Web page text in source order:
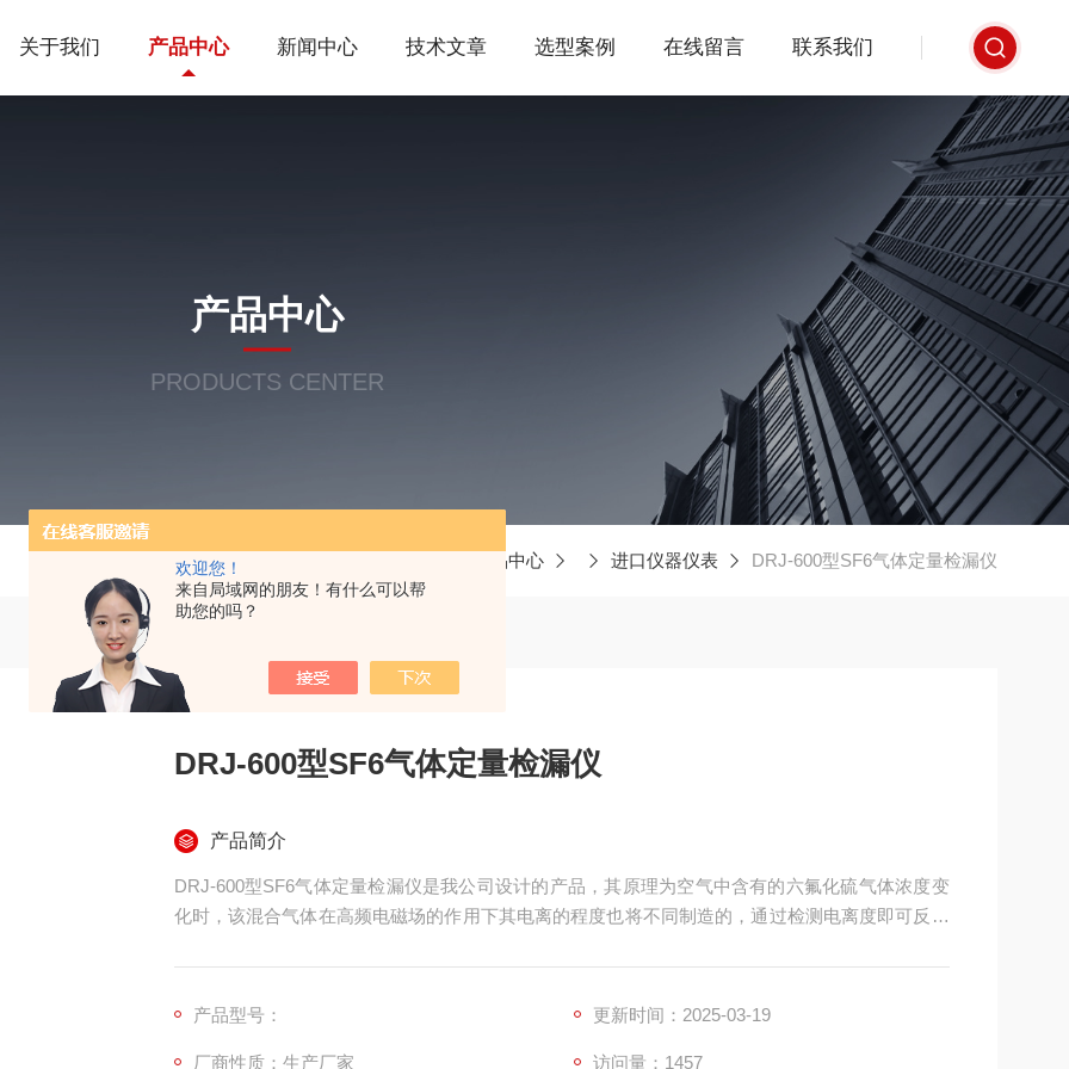
欢迎您！
来自局域网的朋友！有什么可以帮
助您的吗？
关于我们 产品中心 新闻中心 技术文章 选型案例 在线留言 联系我们
产品中心
PRODUCTS CENTER
产品中心 进口仪器仪表 DRJ-600型SF6气体定量检漏仪
DRJ-600型SF6气体定量检漏仪
产品简介
DRJ-600型SF6气体定量检漏仪是我公司设计的产品，其原理为空气中含有的六氟化硫气体浓度变
化时，该混合气体在高频电磁场的作用下其电离的程度也将不同制造的，通过检测电离度即可反映
产品型号： 更新时间：2025-03-19
厂商性质：生产厂家 访问量：1457